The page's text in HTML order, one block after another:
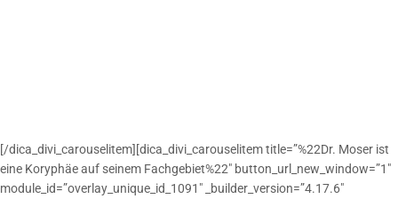
[/dica_divi_carouselitem][dica_divi_carouselitem title=”%22Dr. Moser ist
eine Koryphäe auf seinem Fachgebiet%22″ button_url_new_window=”1″
module_id=”overlay_unique_id_1091″ _builder_version=”4.17.6″